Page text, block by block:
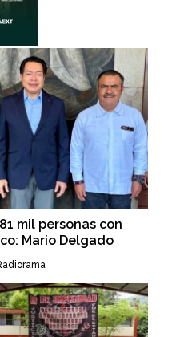
mil personas con
Mario Delgado